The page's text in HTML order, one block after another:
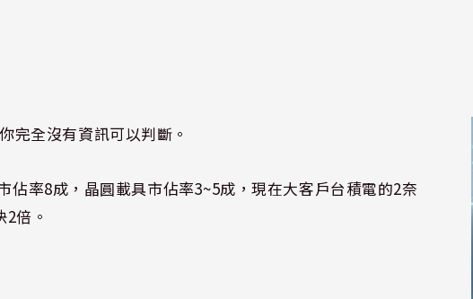
完全沒有資訊可以判斷。
率8成，晶圓載具市佔率3~5成，現在大客戶台積電的2奈
倍。